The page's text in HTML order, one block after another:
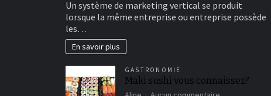
fonctionne
le
Un système de marketing vertical se produit
lorsque la même entreprise ou entreprise possède
les…
En savoir plus
GASTRONOMIE
Maki sushi vous connaissez?